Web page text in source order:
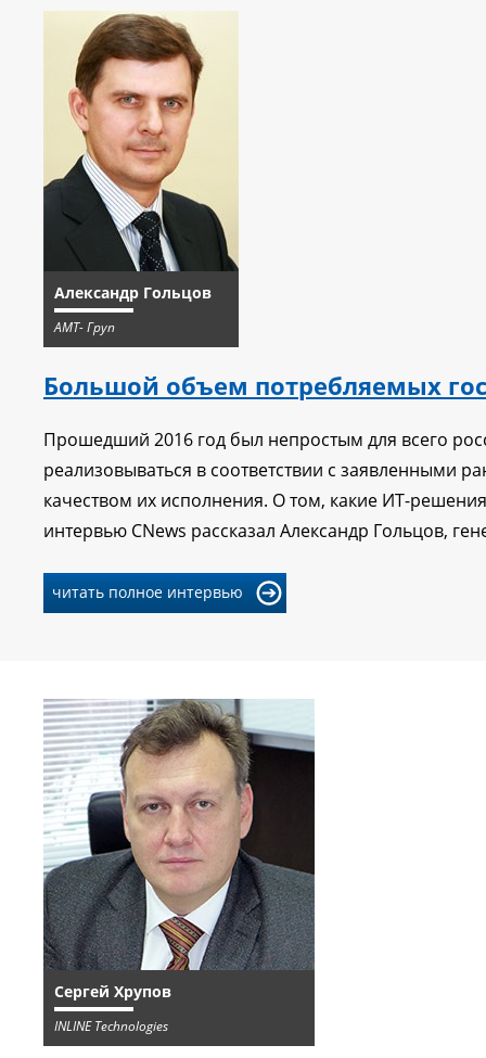
Александр Гольцов
АМТ- Груп
Большой объем потребляемых
Прошедший 2016 год был непростым для всего
реализовываться в соответствии с заявленными
качеством их исполнения. О том, какие ИТ-
интервью CNews рассказал Александр Гольцов,
читать полное интервью
Сергей Хрупов
INLINE Technologies